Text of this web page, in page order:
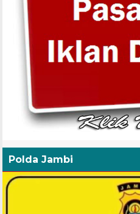
Polda Jambi